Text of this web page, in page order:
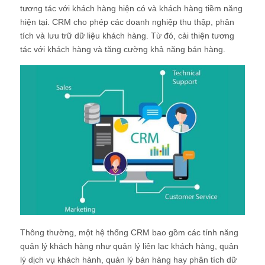
tương tác với khách hàng hiện có và khách hàng tiềm năng
hiện tại. CRM cho phép các doanh nghiệp thu thập, phân
tích và lưu trữ dữ liệu khách hàng. Từ đó, cải thiện tương
tác với khách hàng và tăng cường khả năng bán hàng.
Thông thường, một hệ thống CRM bao gồm các tính năng
quản lý khách hàng như quản lý liên lạc khách hàng, quản
lý dịch vụ khách hành, quản lý bán hàng hay phân tích dữ